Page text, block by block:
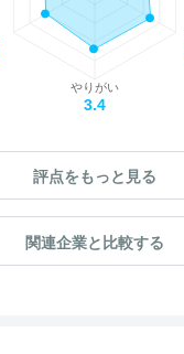
やりがい
3.4
評点をもっと見る
関連企業と比較する